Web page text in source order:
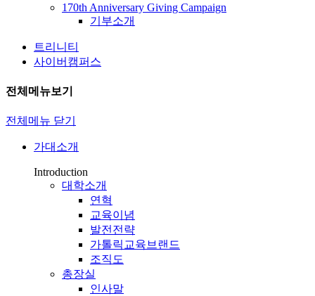
170th Anniversary Giving Campaign
기부소개
트리니티
사이버캠퍼스
전체메뉴보기
전체메뉴 닫기
가대소개
Introduction
대학소개
연혁
교육이념
발전전략
가톨릭교육브랜드
조직도
총장실
인사말